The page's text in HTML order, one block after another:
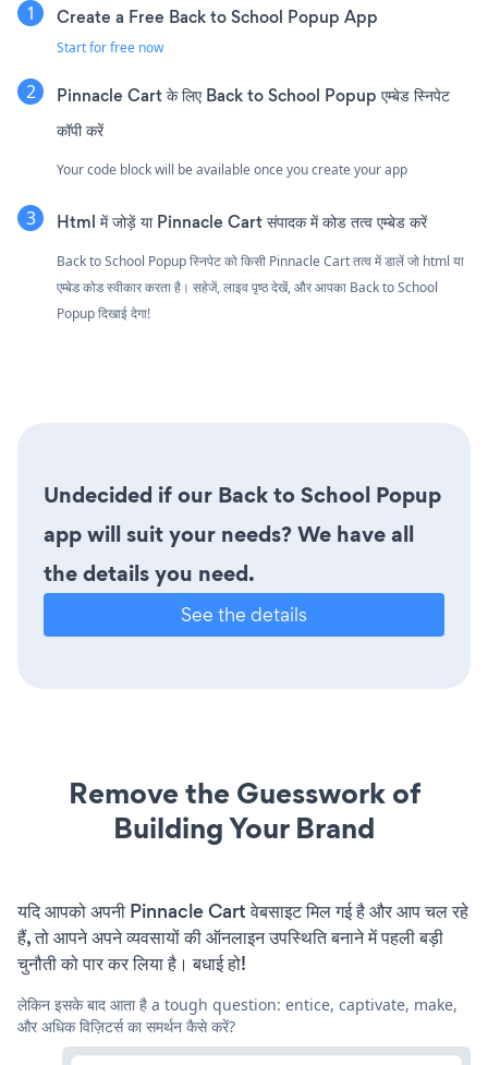
Create a Free Back to School Popup App
Start for free now
Pinnacle Cart के लिए Back to School Popup एम्बेड स्निपेट
कॉपी करें
Your code block will be available once you create your app
Html में जोड़ें या Pinnacle Cart संपादक में कोड तत्व एम्बेड करें
Back to School Popup स्निपेट को किसी Pinnacle Cart तत्व में डालें जो html या
एम्बेड कोड स्वीकार करता है। सहेजें, लाइव पृष्ठ देखें, और आपका Back to School
Popup दिखाई देगा!
Undecided if our Back to School Popup
app will suit your needs? We have all
the details you need.
See the details
Remove the Guesswork of
Building Your Brand
यदि आपको अपनी Pinnacle Cart वेबसाइट मिल गई है और आप चल रहे
हैं, तो आपने अपने व्यवसायों की ऑनलाइन उपस्थिति बनाने में पहली बड़ी
चुनौती को पार कर लिया है। बधाई हो!
लेकिन इसके बाद आता है a tough question: entice, captivate, make,
और अधिक विज़िटर्स का समर्थन कैसे करें?